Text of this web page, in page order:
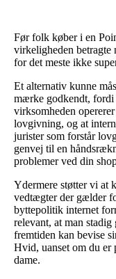
Før folk køber i en
virkeligheden betragte
for det meste ikke
Et alternativ kunne
mærke godkendt, fordi
virksomheden
lovgivning, og at
jurister som forstår
genvej til en
problemer ved din
Ydermere støtter vi at
vedtægter der gælder
byttepolitik internet
relevant, at man stadig
fremtiden kan bevise
Hvid, uanset om du er
dame.